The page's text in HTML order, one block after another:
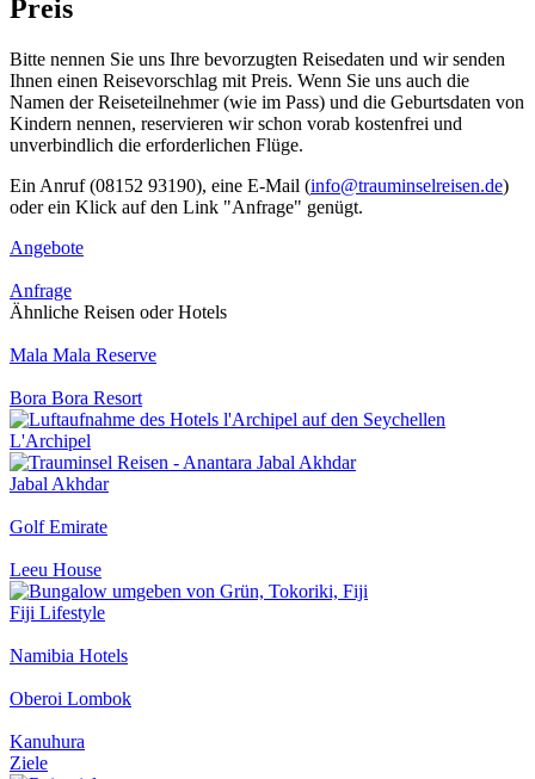
Preis
Bitte nennen Sie uns Ihre bevorzugten Reisedaten und wir senden
Ihnen einen Reisevorschlag mit Preis. Wenn Sie uns auch die
Namen der Reiseteilnehmer (wie im Pass) und die Geburtsdaten von
Kindern nennen, reservieren wir schon vorab kostenfrei und
unverbindlich die erforderlichen Flüge.
Ein Anruf (08152 93190), eine E-Mail (info@trauminselreisen.de)
oder ein Klick auf den Link "Anfrage" genügt.
Angebote
Anfrage
Ähnliche Reisen oder Hotels
Mala Mala Reserve
Bora Bora Resort
L'Archipel
Jabal Akhdar
Golf Emirate
Leeu House
Fiji Lifestyle
Namibia Hotels
Oberoi Lombok
Kanuhura
Ziele